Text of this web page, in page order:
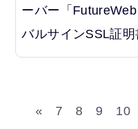
ーバー「
バルサインSSL証
« 7 8 9 10